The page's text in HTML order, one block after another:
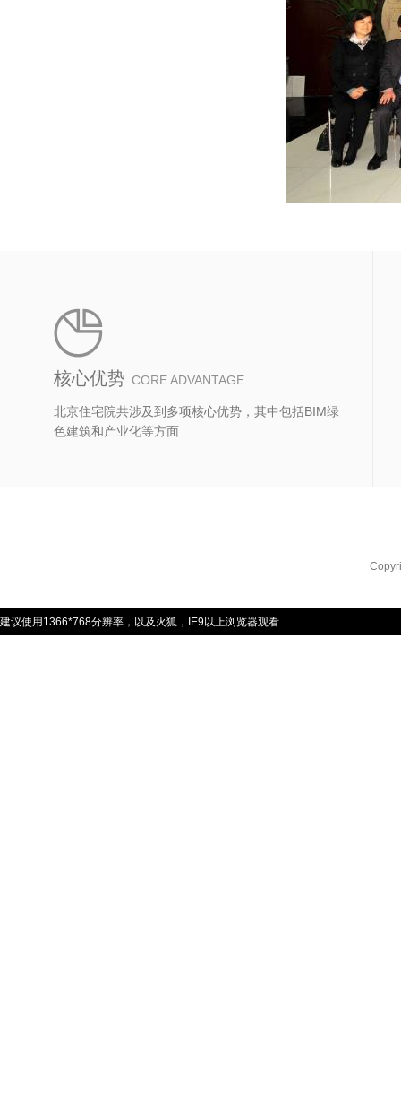
核心优势 CORE ADVANTAGE
北京住宅院共涉及到多项核心优势，其中包括BIM绿
色建筑和产业化等方面
建议使用1366*768分辨率，以及火狐，IE9以上浏览器观看